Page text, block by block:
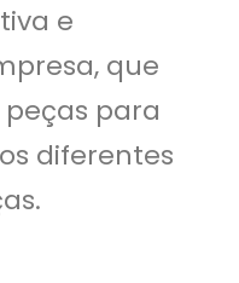
e
que
para
diferentes